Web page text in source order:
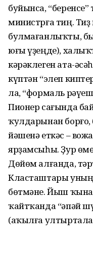
буйынса,
министрға тиң. Тиҙ
булмағанлыҡты,
юғы үҙеңде),
кәрәклеген ата-
күптән “элеп
ла, “формаль
Пионер сағында
ҡулдарынан
йәшенә еткәс –
ярҙамсыһы. Ҙур
Дөйөм алғанда,
Класташтары уның
бөтмәне. Йыш ҡына
ҡайтҡанда “әпәй
(аҡылға